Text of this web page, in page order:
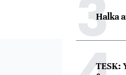
3
Halka
TESK: